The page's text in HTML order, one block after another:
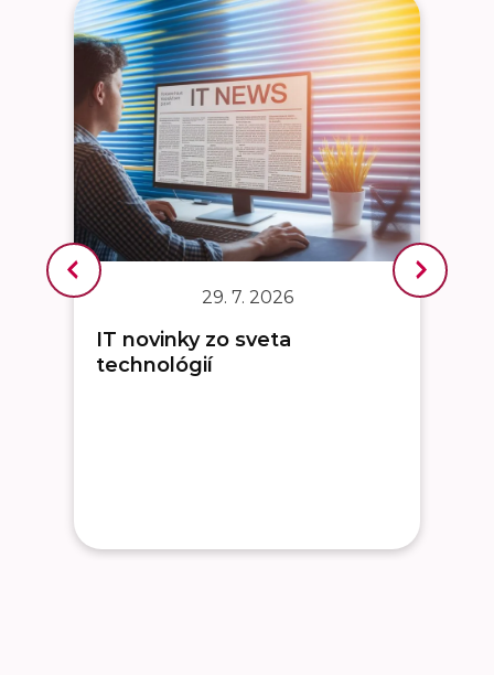
29. 7. 2026
IT novinky zo sveta
technológií